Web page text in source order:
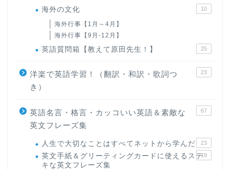
海外の文化 10
海外行事【1月～4月】
海外行事【9月-12月】
英語質問箱【教えて原田先生！】 25
洋楽で英語学習！（翻訳・和訳・歌詞つ
き）
23
英語名言・格言・カッコいい英語＆素敵な
英文フレーズ集
67
人生で大切なことはすべてネットから学んだ 23
英文手紙＆グリーティングカードに使えるステ
キな英文フレーズ集
19